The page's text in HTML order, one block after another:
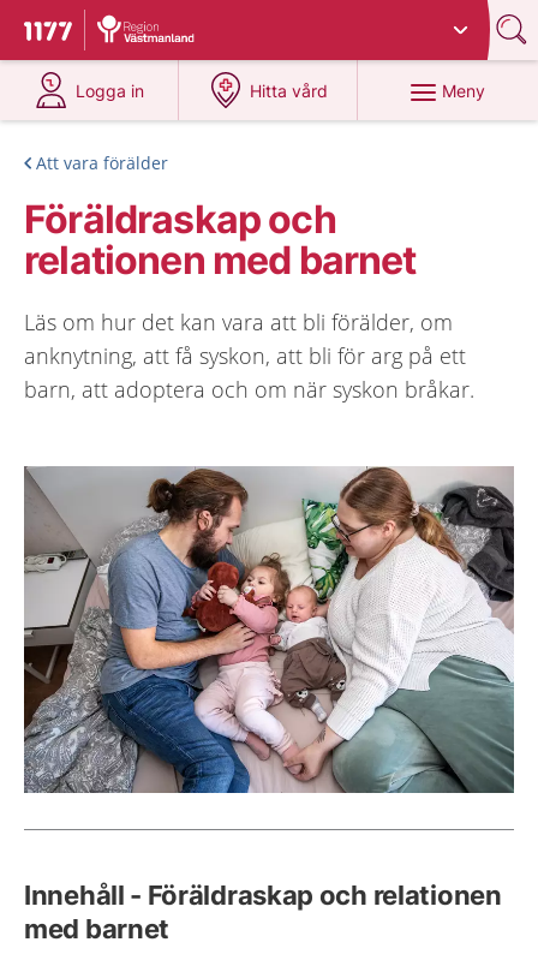
Till startsidan för 1177
Du har valt region
Logga in
på 1177.se
Hitta vård
på 1177.se
Meny
Att vara förälder
Föräldraskap och
relationen med barnet
Läs om hur det kan vara att bli förälder, om
anknytning, att få syskon, att bli för arg på ett
barn, att adoptera och om när syskon bråkar.
Innehåll - Föräldraskap och relationen
med barnet